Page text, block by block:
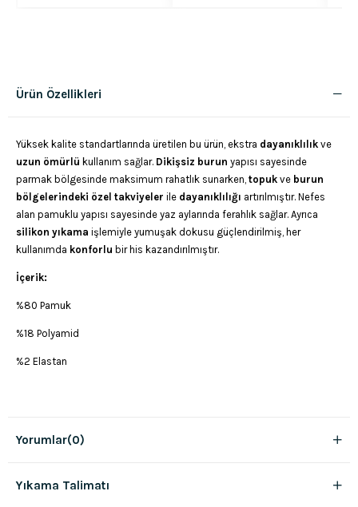
Ürün Özellikleri
Yüksek kalite standartlarında üretilen bu ürün, ekstra dayanıklılık ve
uzun ömürlü kullanım sağlar. Dikişsiz burun yapısı sayesinde
parmak bölgesinde maksimum rahatlık sunarken, topuk ve burun
bölgelerindeki özel takviyeler ile dayanıklılığı artırılmıştır. Nefes
alan pamuklu yapısı sayesinde yaz aylarında ferahlık sağlar. Ayrıca
silikon yıkama işlemiyle yumuşak dokusu güçlendirilmiş, her
kullanımda konforlu bir his kazandırılmıştır.
İçerik:
%80 Pamuk
%18 Polyamid
%2 Elastan
Yorumlar(0)
Yıkama Talimatı